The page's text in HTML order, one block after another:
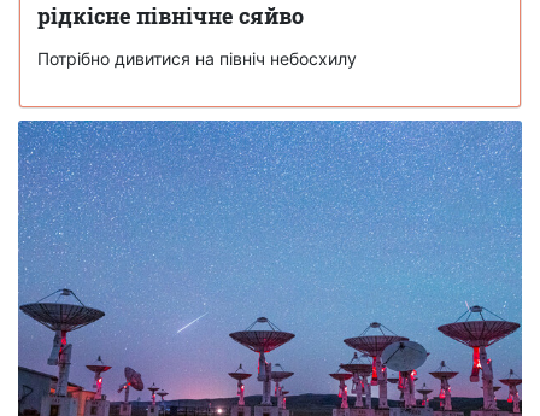
рідкісне північне сяйво
Потрібно дивитися на північ небосхилу